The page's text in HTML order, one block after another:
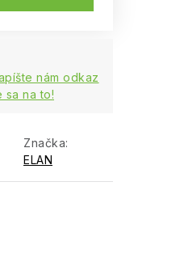
nám odkaz
na to!
Značka:
ELAN